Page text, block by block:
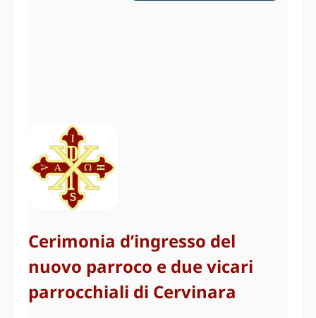
Cerimonia d’ingresso del
nuovo parroco e due vicari
parrocchiali di Cervinara